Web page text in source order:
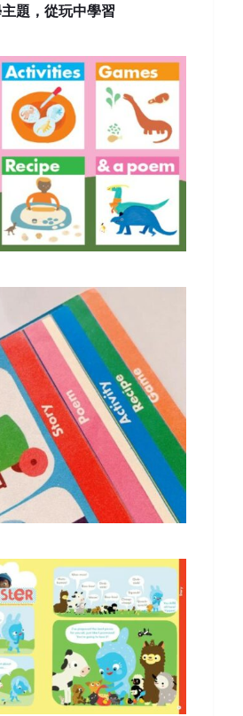
題 ，從玩中學習